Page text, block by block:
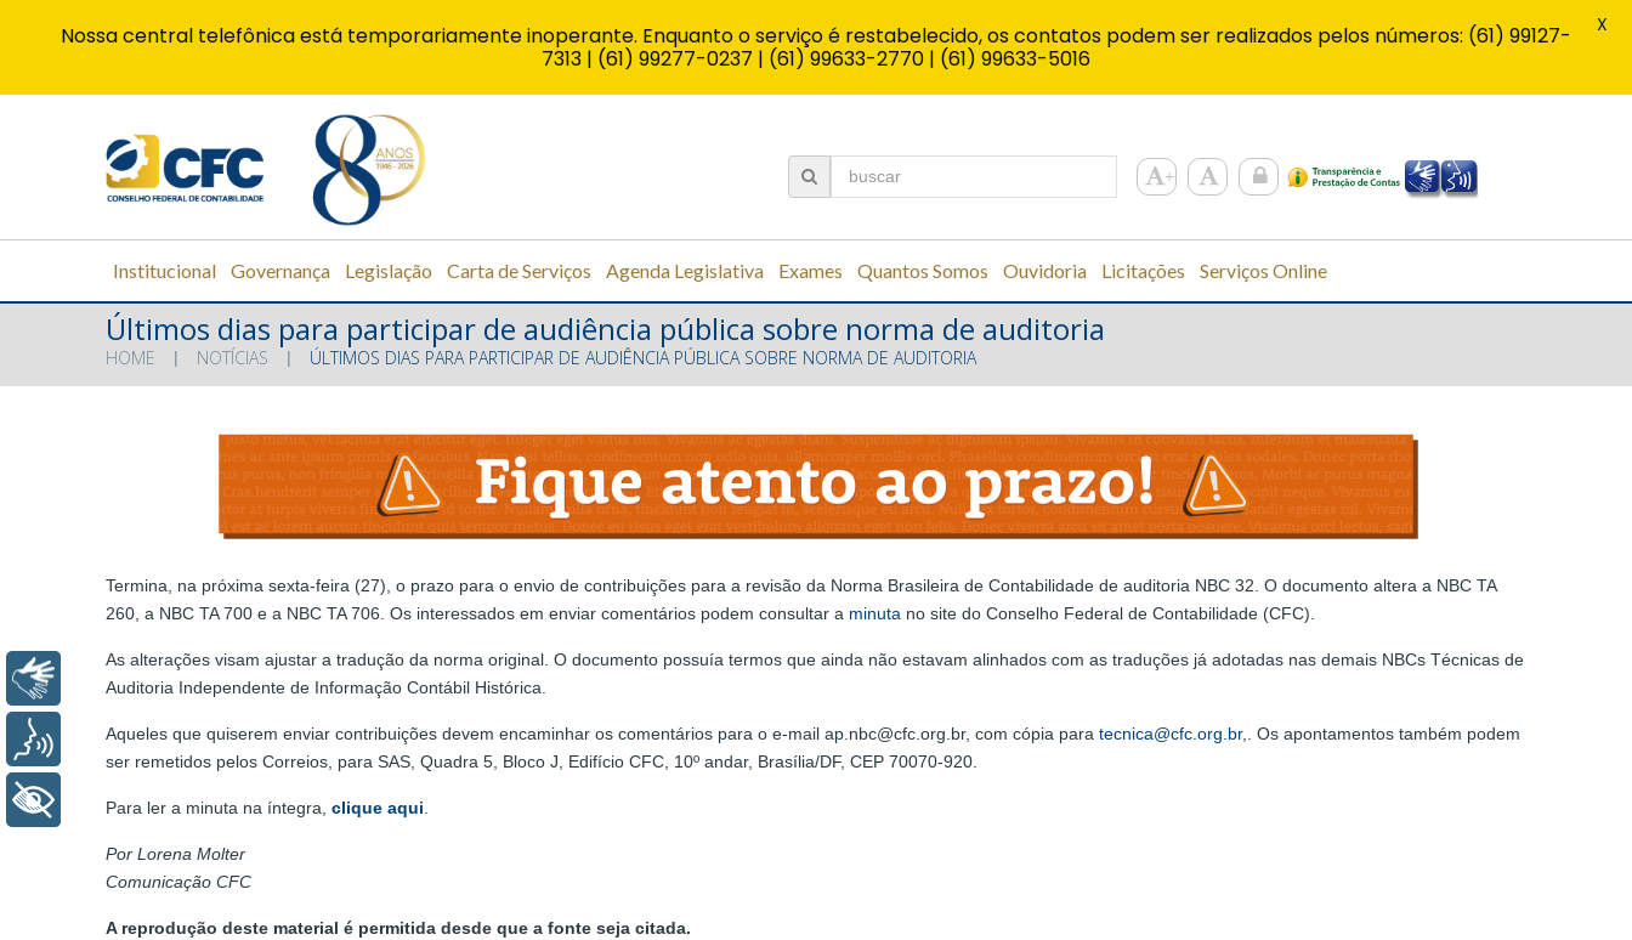
Institucional Governança Legislação Carta de Serviços Agenda Legislativa Exames Quantos Somos Ouvidoria Licitações Serviços Online
Últimos dias para participar de audiência pública sobre norma de auditoria
HOME NOTÍCIAS ÚLTIMOS DIAS PARA PARTICIPAR DE AUDIÊNCIA PÚBLICA SOBRE NORMA DE AUDITORIA
Termina, na próxima sexta-feira (27), o prazo para o envio de contribuições para a revisão da Norma Brasileira de Contabilidade de auditoria NBC 32. O documento altera a NBC TA
260, a NBC TA 700 e a NBC TA 706. Os interessados em enviar comentários podem consultar a minuta no site do Conselho Federal de Contabilidade (CFC).
As alterações visam ajustar a tradução da norma original. O documento possuía termos que ainda não estavam alinhados com as traduções já adotadas nas demais NBCs Técnicas de
Auditoria Independente de Informação Contábil Histórica.
Aqueles que quiserem enviar contribuições devem encaminhar os comentários para o e-mail ap.nbc@cfc.org.br, com cópia para tecnica@cfc.org.br,. Os apontamentos também podem
ser remetidos pelos Correios, para SAS, Quadra 5, Bloco J, Edifício CFC, 10º andar, Brasília/DF, CEP 70070-920.
Para ler a minuta na íntegra, clique aqui.
Por Lorena Molter
Comunicação CFC
A reprodução deste material é permitida desde que a fonte seja citada.
Nossa central telefônica está temporariamente inoperante. Enquanto o serviço é restabelecido, os contatos podem ser realizados pelos números: (61) 99127-
7313 | (61) 99277-0237 | (61) 99633-2770 | (61) 99633-5016
X
Libras
Voz
+ Acessibilidade